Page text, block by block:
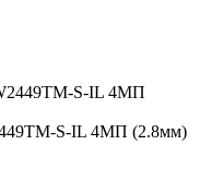
S-IL 4МП (2.8мм)